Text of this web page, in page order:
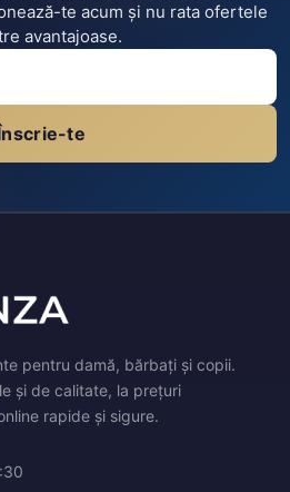
te acum și nu rata ofertele
avantajoase.
te
pentru damă, bărbați și copii.
și de calitate, la prețuri
rapide și sigure.